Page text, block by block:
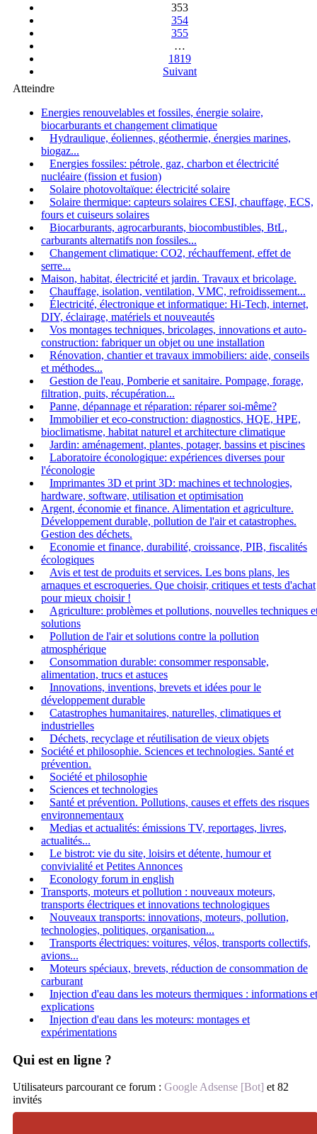
353
354
355
…
1819
Suivant
Atteindre
Energies renouvelables et fossiles, énergie solaire,
biocarburants et changement climatique
Hydraulique, éoliennes, géothermie, énergies marines,
biogaz...
Energies fossiles: pétrole, gaz, charbon et électricité
nucléaire (fission et fusion)
Solaire photovoltaïque: électricité solaire
Solaire thermique: capteurs solaires CESI, chauffage, ECS,
fours et cuiseurs solaires
Biocarburants, agrocarburants, biocombustibles, BtL,
carburants alternatifs non fossiles...
Changement climatique: CO2, réchauffement, effet de
serre...
Maison, habitat, électricité et jardin. Travaux et bricolage.
Chauffage, isolation, ventilation, VMC, refroidissement...
Électricité, électronique et informatique: Hi-Tech, internet,
DIY, éclairage, matériels et nouveautés
Vos montages techniques, bricolages, innovations et auto-
construction: fabriquer un objet ou une installation
Rénovation, chantier et travaux immobiliers: aide, conseils
et méthodes...
Gestion de l'eau, Pomberie et sanitaire. Pompage, forage,
filtration, puits, récupération...
Panne, dépannage et réparation: réparer soi-même?
Immobilier et eco-construction: diagnostics, HQE, HPE,
bioclimatisme, habitat naturel et architecture climatique
Jardin: aménagement, plantes, potager, bassins et piscines
Laboratoire éconologique: expériences diverses pour
l'éconologie
Imprimantes 3D et print 3D: machines et technologies,
hardware, software, utilisation et optimisation
Argent, économie et finance. Alimentation et agriculture.
Développement durable, pollution de l'air et catastrophes.
Gestion des déchets.
Economie et finance, durabilité, croissance, PIB, fiscalités
écologiques
Avis et test de produits et services. Les bons plans, les
arnaques et escroqueries. Que choisir, critiques et tests d'achat
pour mieux choisir !
Agriculture: problèmes et pollutions, nouvelles techniques
solutions
Pollution de l'air et solutions contre la pollution
atmosphérique
Consommation durable: consommer responsable,
alimentation, trucs et astuces
Innovations, inventions, brevets et idées pour le
développement durable
Catastrophes humanitaires, naturelles, climatiques et
industrielles
Déchets, recyclage et réutilisation de vieux objets
Société et philosophie. Sciences et technologies. Santé et
prévention.
Société et philosophie
Sciences et technologies
Santé et prévention. Pollutions, causes et effets des risques
environnementaux
Medias et actualités: émissions TV, reportages, livres,
actualités...
Le bistrot: vie du site, loisirs et détente, humour et
convivialité et Petites Annonces
Econology forum in english
Transports, moteurs et pollution : nouveaux moteurs,
transports électriques et innovations technologiques
Nouveaux transports: innovations, moteurs, pollution,
technologies, politiques, organisation...
Transports électriques: voitures, vélos, transports collectifs,
avions...
Moteurs spéciaux, brevets, réduction de consommation de
carburant
Injection d'eau dans les moteurs thermiques : informations et
explications
Injection d'eau dans les moteurs: montages et
expérimentations
Qui est en ligne ?
Utilisateurs parcourant ce forum : Google Adsense [Bot] et 82
invités